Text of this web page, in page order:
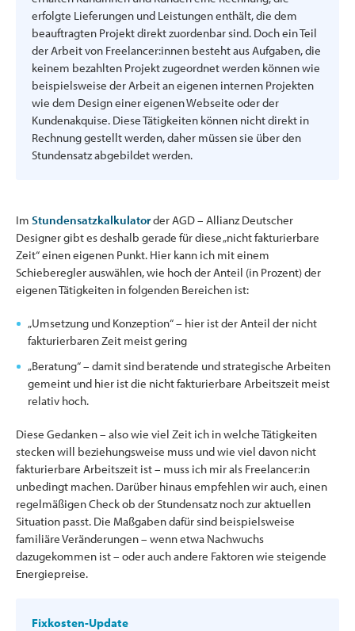
erfolgte Lieferungen und Leistungen enthält, die dem
beauftragten Projekt direkt zuordenbar sind. Doch ein Teil
der Arbeit von Freelancer:innen besteht aus Aufgaben, die
keinem bezahlten Projekt zugeordnet werden können wie
beispielsweise der Arbeit an eigenen internen Projekten
wie dem Design einer eigenen Webseite oder der
Kundenakquise. Diese Tätigkeiten können nicht direkt in
Rechnung gestellt werden, daher müssen sie über den
Stundensatz abgebildet werden.
Im Stundensatzkalkulatorder AGD – Allianz Deutscher
Designer gibt es deshalb gerade für diese „nicht fakturierbare
Zeit“ einen eigenen Punkt. Hier kann ich mit einem
Schieberegler auswählen, wie hoch der Anteil (in Prozent) der
eigenen Tätigkeiten in folgenden Bereichen ist:
„Umsetzung und Konzeption“ – hier ist der Anteil der nicht
fakturierbaren Zeit meist gering
„Beratung“ – damit sind beratende und strategische Arbeiten
gemeint und hier ist die nicht fakturierbare Arbeitszeit meist
relativ hoch.
Diese Gedanken – also wie viel Zeit ich in welche Tätigkeiten
stecken will beziehungsweise muss und wie viel davon nicht
fakturierbare Arbeitszeit ist – muss ich mir als Freelancer:in
unbedingt machen. Darüber hinaus empfehlen wir auch, einen
regelmäßigen Check ob der Stundensatz noch zur aktuellen
Situation passt. Die Maßgaben dafür sind beispielsweise
familiäre Veränderungen – wenn etwa Nachwuchs
dazugekommen ist – oder auch andere Faktoren wie steigende
Energiepreise.
Fixkosten-Update